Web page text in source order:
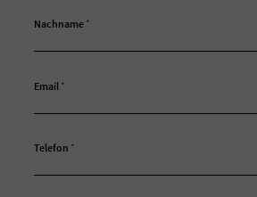
Nachname *
Email *
Telefon *